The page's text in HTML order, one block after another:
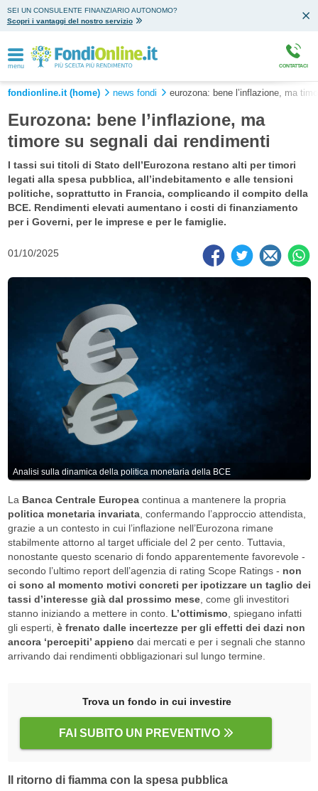
SEI UN CONSULENTE FINANZIARIO AUTONOMO?
Scopri i vantaggi del nostro servizio
menu CONTATTACI
fondionline.it (home) news fondi eurozona: bene l’inflazione, ma
Eurozona: bene l’inflazione, ma
timore su segnali dai rendimenti
I tassi sui titoli di Stato dell’Eurozona restano alti per timori
legati alla spesa pubblica, all’indebitamento e alle tensioni
politiche, soprattutto in Francia, complicando il compito della
BCE. Rendimenti elevati aumentano i costi di finanziamento
per i Governi, per le imprese e per le famiglie.
01/10/2025
Analisi sulla dinamica della politica monetaria della BCE
La Banca Centrale Europeacontinua a mantenere la propria
politica monetaria invariata, confermando l’approccio attendista,
grazie a un contesto in cui l’inflazione nell’Eurozona rimane
stabilmente attorno al target ufficiale del 2 per cento. Tuttavia,
nonostante questo scenario di fondo apparentemente favorevole -
secondo l’ultimo report dell’agenzia di rating Scope Ratings - non
ci sono al momento motivi concreti per ipotizzare un taglio dei
tassi d’interesse già dal prossimo mese, come gli investitori
stanno iniziando a mettere in conto. L’ottimismo , spiegano infatti
gli esperti, è frenato dalle incertezze per gli effetti dei dazi non
ancora ‘percepiti’ appieno dai mercati e per i segnali che stanno
arrivando dai rendimenti obbligazionari sul lungo termine.
Trova un fondo in cui investire
FAI SUBITO UN PREVENTIVO
Il ritorno di fiamma con la spesa pubblica